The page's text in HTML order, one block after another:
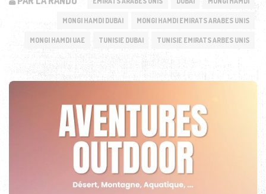
MONGI HAMDI DUBAI MONGI HAMDI EMIRATS ARABES UNIS
MONGI HAMDI UAE TUNISIE DUBAI TUNISIE EMIRATS ARBES UNIS